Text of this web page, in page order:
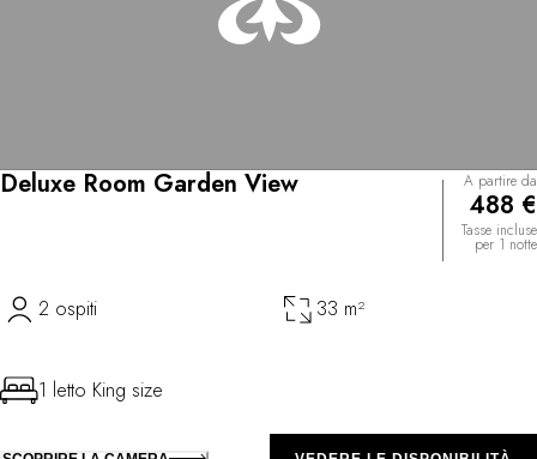
Deluxe Room Garden View A partire da
488 €
Tasse incluse
per 1 notte
2 ospiti 33 m²
1 letto King size